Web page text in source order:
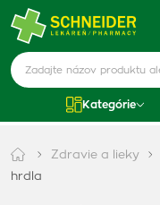
Kategórie
Zdravie a lieky
hrdla